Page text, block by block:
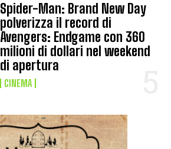
Spider-Man: Brand New Day
polverizza il record di
Avengers: Endgame con 360
milioni di dollari nel weekend
di apertura
CINEMA